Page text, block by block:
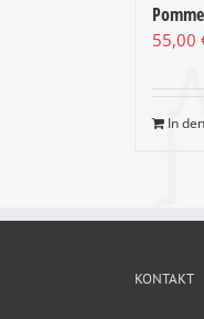
55,00
In
KONTAKT